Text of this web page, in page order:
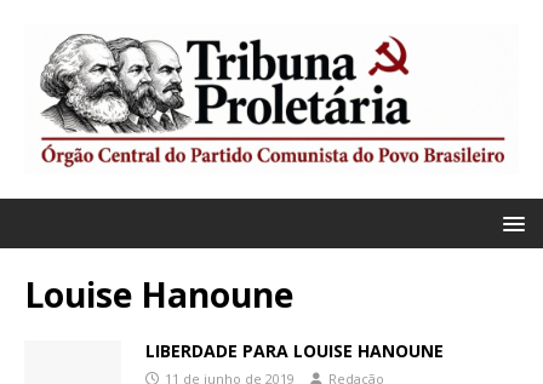
Louise Hanoune
LIBERDADE PARA LOUISE HANOUNE
11 de junho de 2019 Redação